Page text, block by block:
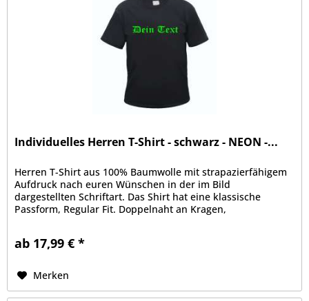
Individuelles Herren T-Shirt - schwarz - NEON -...
Herren T-Shirt aus 100% Baumwolle mit strapazierfähigem
Aufdruck nach euren Wünschen in der im Bild
dargestellten Schriftart. Das Shirt hat eine klassische
Passform, Regular Fit. Doppelnaht an Kragen,
ab 17,99 € *
Merken